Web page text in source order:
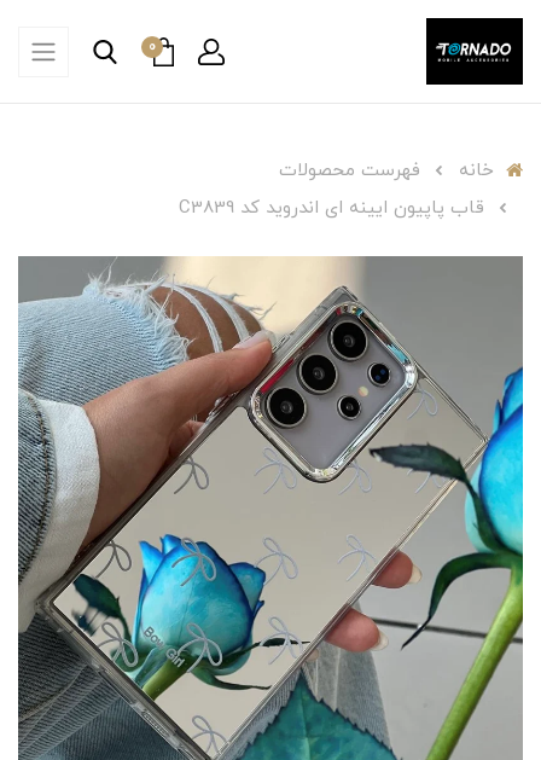
0
خانه
فهرست محصولات
قاب پاپیون ایینه ای اندروید کد C3839